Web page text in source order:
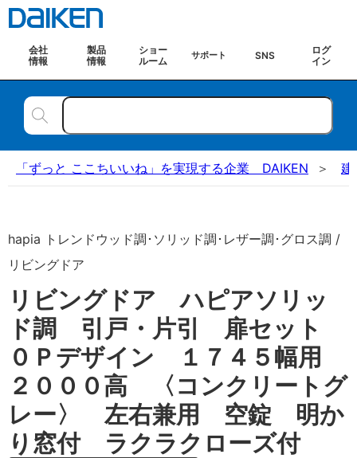
会社
情報
製品
情報
ショー
ルーム
サポート SNS
ログ
イン
「ずっと ここちいいね」を実現する企業 DAIKEN 建
hapia トレンドウッド調･ソリッド調･レザー調･グロス調 /
リビングドア
リビングドア ハピアソリッ
ド調 引戸・片引 扉セット
０Ｐデザイン １７４５幅用
２０００高 〈コンクリートグ
レー〉 左右兼用 空錠 明か
り窓付 ラクラクローズ付